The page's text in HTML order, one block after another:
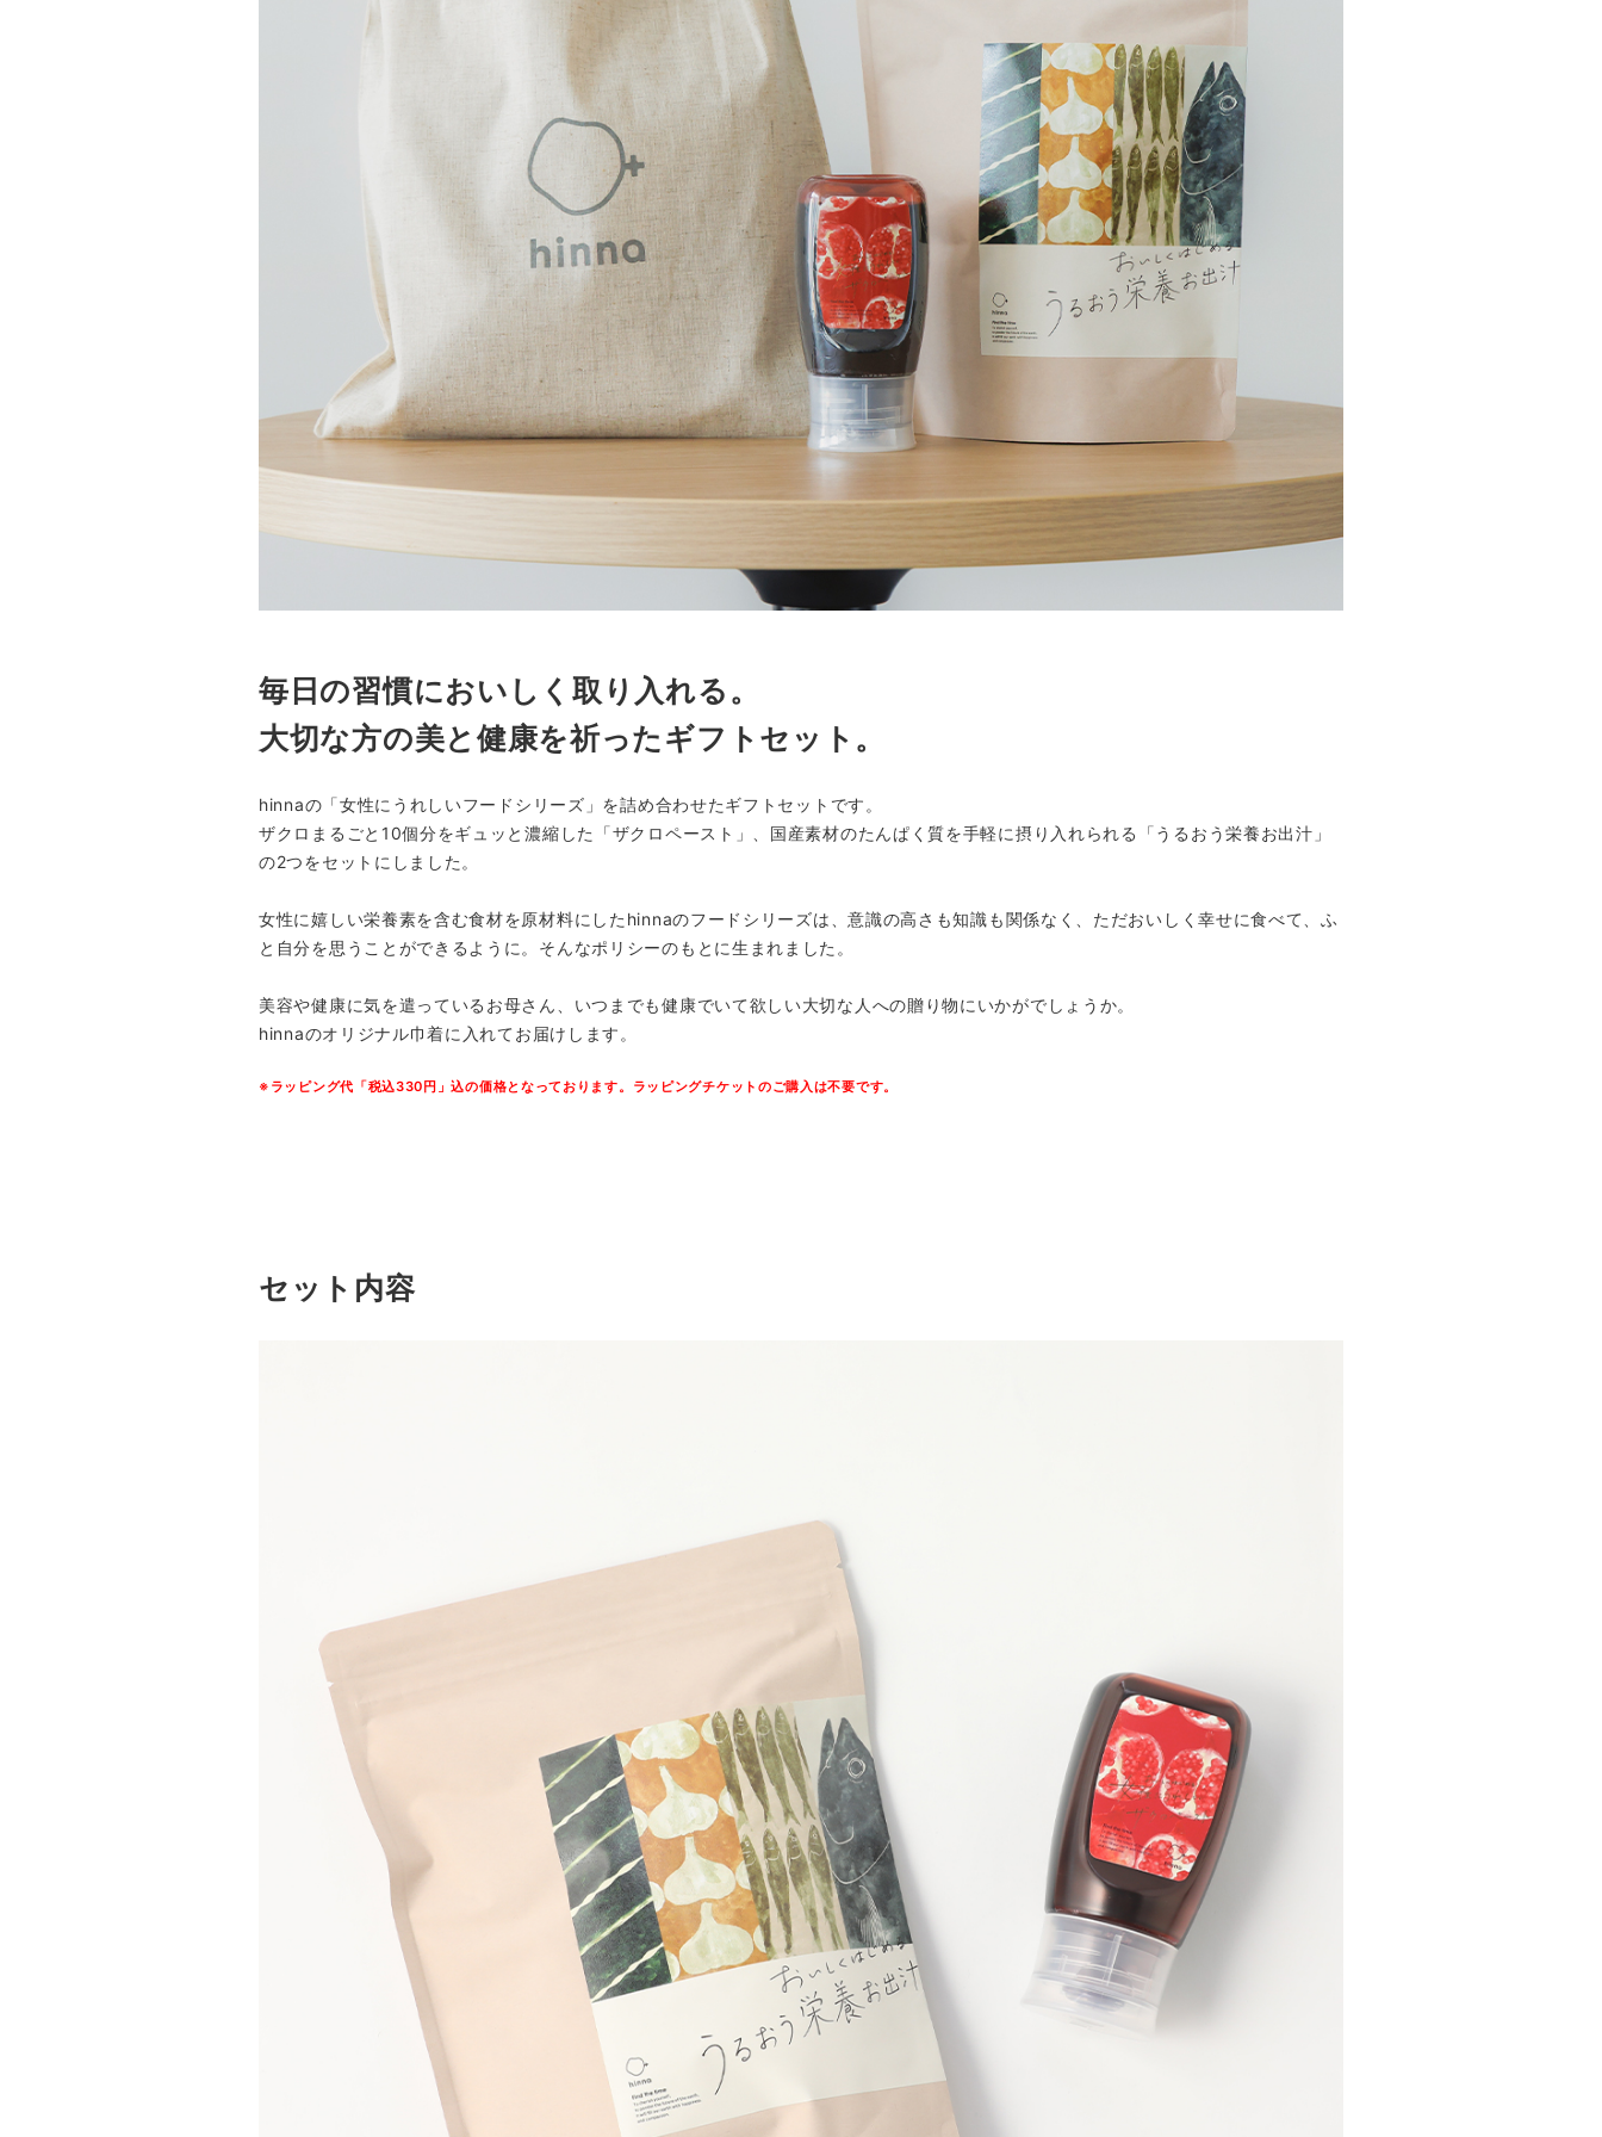
毎日の習慣においしく取り入れる。
大切な方の美と健康を祈ったギフトセット。
hinnaの「女性にうれしいフードシリーズ」を詰め合わせたギフトセットです。
ザクロまるごと10個分をギュッと濃縮した「ザクロペースト」、国産素材のたんぱく質を手軽に摂り入れられる「うるおう栄養お出汁」
の2つをセットにしました。
女性に嬉しい栄養素を含む食材を原材料にしたhinnaのフードシリーズは、意識の高さも知識も関係なく、ただおいしく幸せに食べて、ふ
と自分を思うことができるように。そんなポリシーのもとに生まれました。
美容や健康に気を遣っているお母さん、いつまでも健康でいて欲しい大切な人への贈り物にいかがでしょうか。
hinnaのオリジナル巾着に入れてお届けします。
※ラッピング代「税込330円」込の価格となっております。ラッピングチケットのご購入は不要です。
セット内容